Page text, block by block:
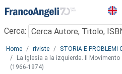
Menu
Cerca:
Main content
Home riviste STORIA E PROBLEMI
La Iglesia a la izquierda. Il
(1966-1974)